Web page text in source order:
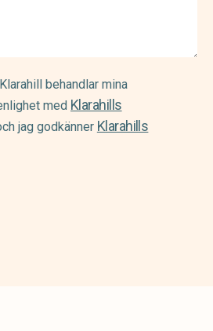
behandlar mina
med Klarahills
jag godkänner Klarahills